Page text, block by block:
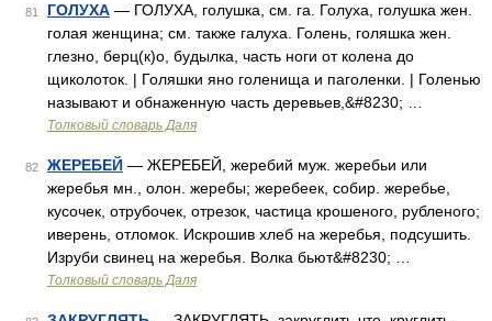
81 ГОЛУХА — ГОЛУХА, голушка, см. га. Голуха, голушка жен.
голая женщина; см. также галуха. Голень, голяшка жен.
глезно, берц(к)о, будылка, часть ноги от колена до
щиколоток. | Голяшки яно голенища и паголенки. | Голенью
называют и обнаженную часть деревьев,&#8230; …
Толковый словарь Даля
82 ЖЕРЕБЕЙ — ЖЕРЕБЕЙ, жеребий муж. жеребьи или
жеребья мн., олон. жеребы; жеребеек, собир. жеребье,
кусочек, отрубочек, отрезок, частица крошеного, рубленого;
иверень, отломок. Искрошив хлеб на жеребья, подсушить.
Изруби свинец на жеребья. Волка бьют&#8230; …
Толковый словарь Даля